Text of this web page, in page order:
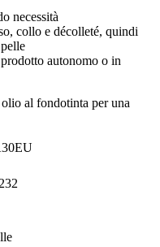
necessità
collo e décolleté, quindi
autonomo o in
al fondotinta per una